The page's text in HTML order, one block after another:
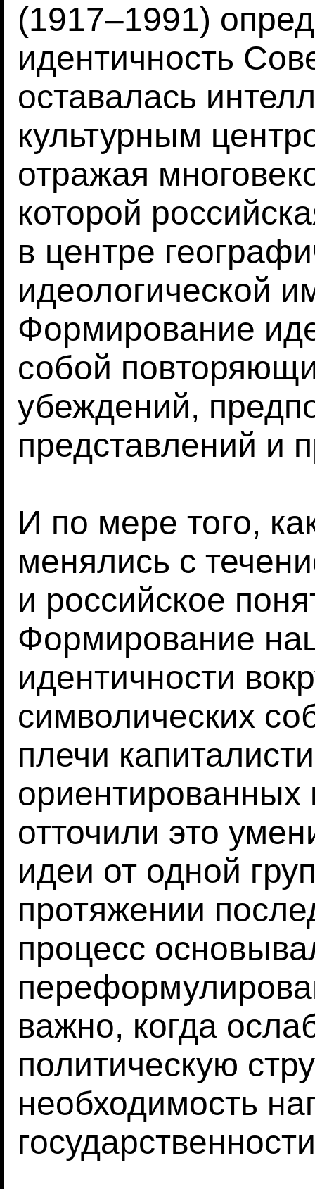
(1917–1991)
идентичность
оставалась
культурным
отражая
которой
в центре
идеологической
Формирование
собой
убеждений,
представлений и
И по мере того,
менялись с
и российское
Формирование
идентичности
символических
плечи
ориентированных
отточили это
идеи от одной
протяжении
процесс
важно, когда
политическую
необходимость